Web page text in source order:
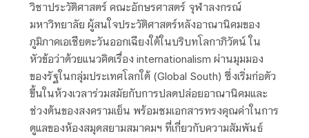
วิชาประวัติศาสตร์ คณะอักษรศาสตร์ จุฬาลงกรณ์
มหาวิทยาลัย ผู้สนใจประวัติศาสตร์หลังอาณานิคมของ
ภูมิภาคเอเชียตะวันออกเฉียงใต้ในบริบทโลกาภิวัตน์ ใน
หัวข้อว่าด้วยแนวคิดเรื่อง internationalism ผ่านมุมมอง
ของรัฐในกลุ่มประเทศโลกใต้ (Global South) ซึ่งเริ่มก่อตัว
ขึ้นในห้วงเวลาร่วมสมัยกับการปลดปล่อยอาณานิคมและ
ช่วงต้นของสงครามเย็น พร้อมชมเอกสารทรงคุณค่าในการ
ดูแลของห้องสมุดสยามสมาคมฯ ที่เกี่ยวกับความสัมพันธ์